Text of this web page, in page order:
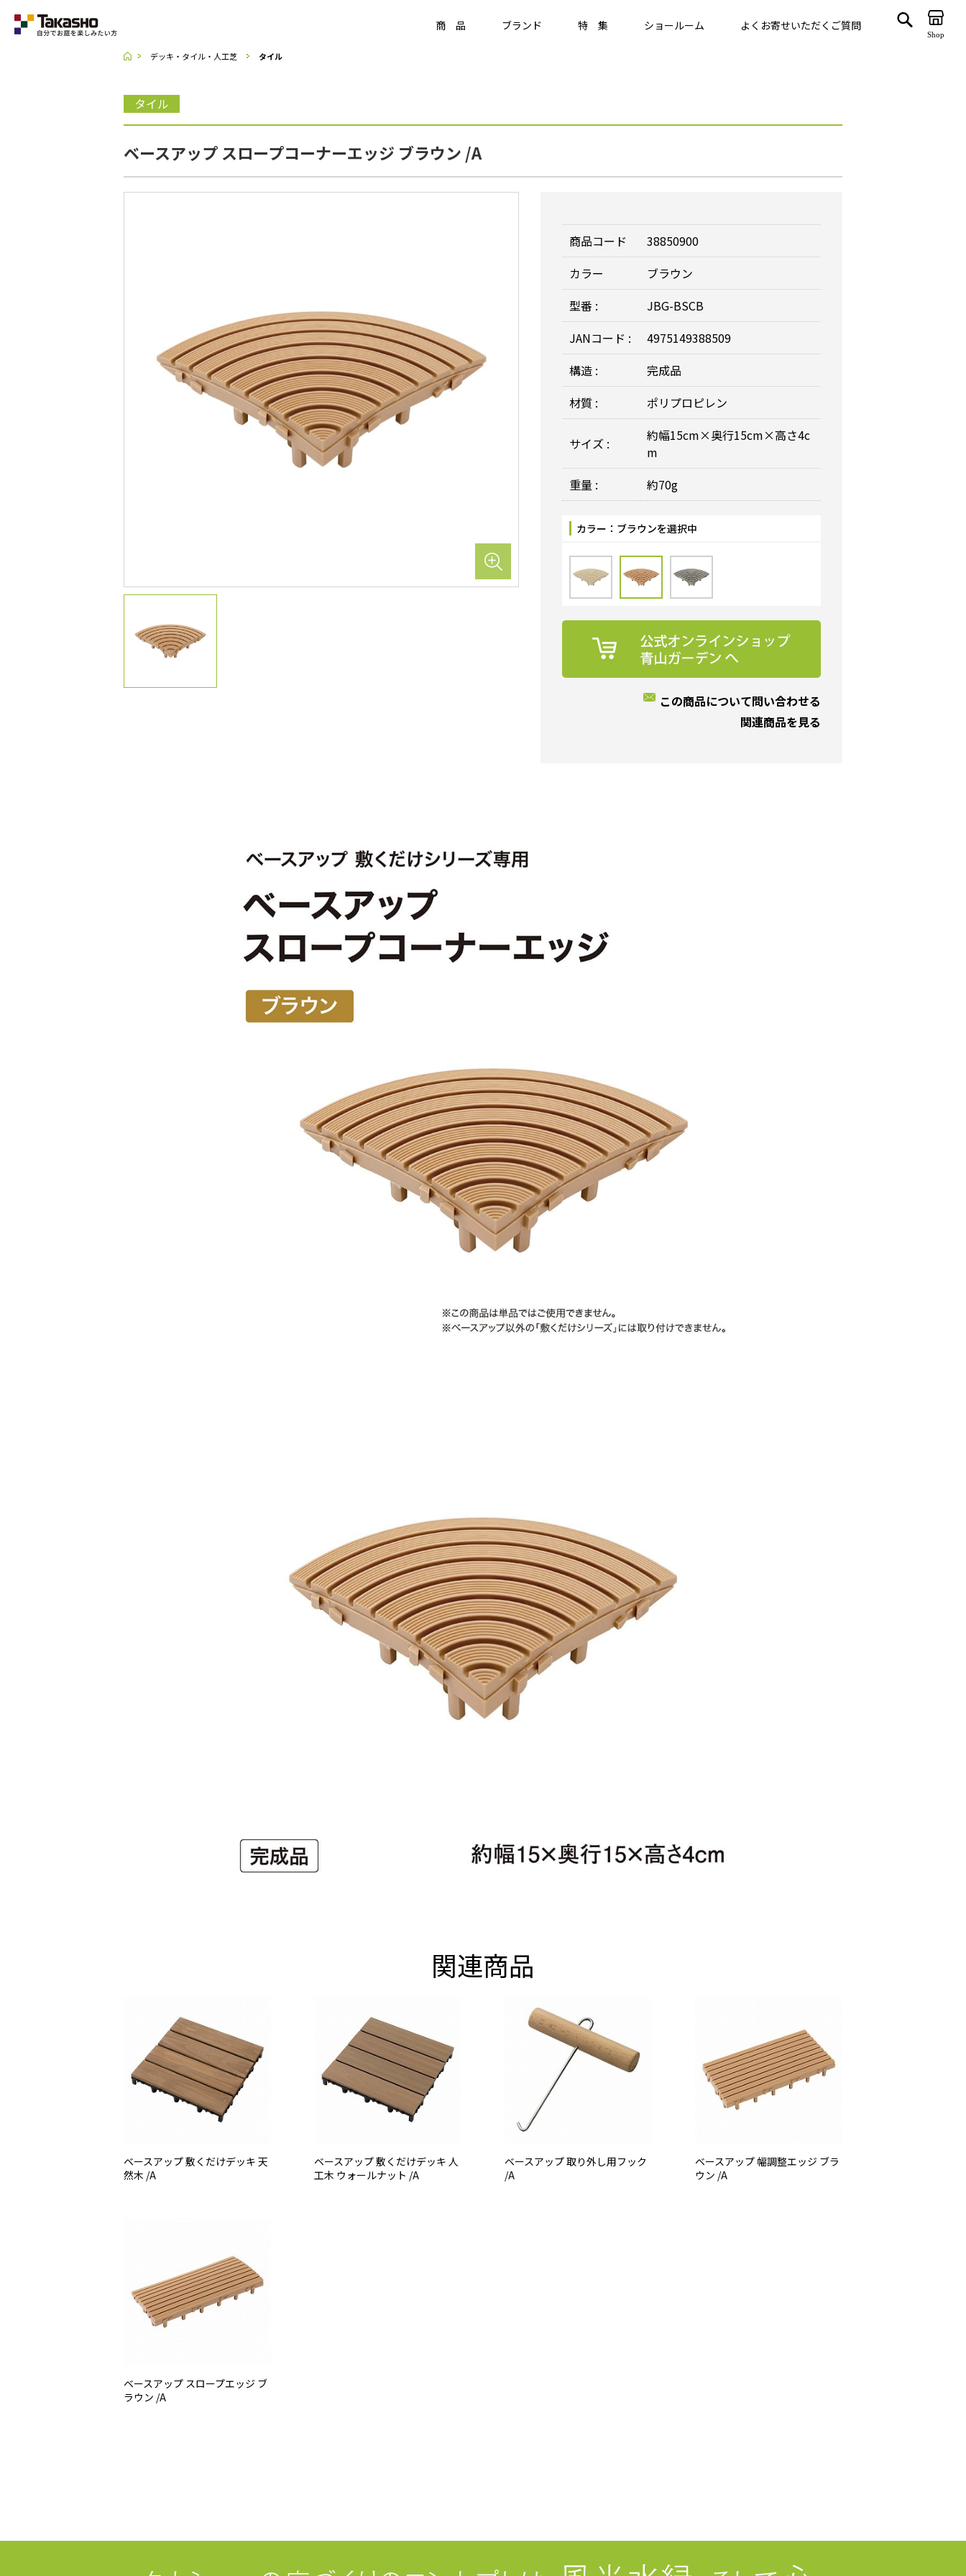
商 品
Category
ライト・イルミネーション
デコレーション
花壇材
レイズドベッドプランター
プランター・シェルフ
ラティス・フェンス
竹垣・袖垣・枝折戸
ブランド 特 集 ショールーム よくお寄せいただくご質問
Shop
デッキ・タイル・人工芝 タイル
タイル
ベースアップ スロープコーナーエッジ ブラウン /A
商品コード
38850900
カラー
ブラウン
型番 :
JBG-BSCB
JANコード :
4975149388509
構造 :
完成品
材質 :
ポリプロピレン
サイズ :
約幅15cm×奥行15cm×高さ4c
m
重量 :
約70g
カラー： ブラウンを選択中
この商品について問い合わせる
関連商品を見る
関連商品
ベースアップ 敷くだけデッキ 天
然木 /A
ベースアップ 敷くだけデッキ 人
工木 ウォールナット /A
ベースアップ 取り外し用フック
/A
ベースアップ 幅調整エッジ ブラ
ウン /A
ベースアップ スロープエッジ ブ
ラウン /A